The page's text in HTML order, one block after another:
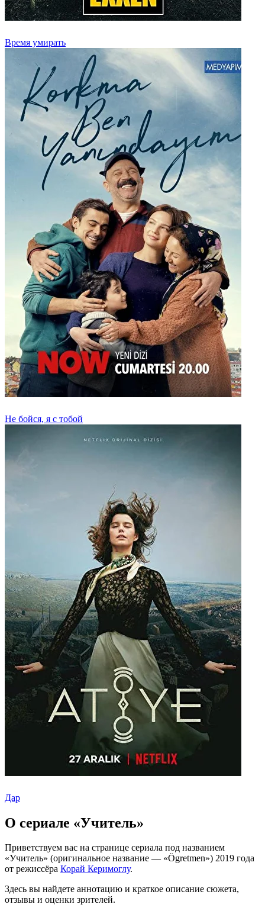
Время умирать
Не бойся, я с тобой
Дар
О сериале «Учитель»
Приветствуем вас на странице сериала под названием
«Учитель» (оригинальное название — «Ögretmen») 2019 года
от режиссёра Корай Керимоглу.
Здесь вы найдете аннотацию и краткое описание сюжета,
отзывы и оценки зрителей.